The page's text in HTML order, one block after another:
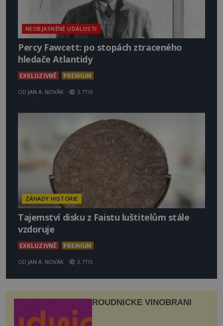
NEOBJASNĚNÉ UDÁLOSTI
Percy Fawcett: po stopách ztraceného
hledače Atlantidy
EXKLUZIVNĚ PREMIUM
OD JAN A. NOVÁK 3.7TIS
ZÁHADY HISTORIE
Tajemství disku z Faistu luštitelům stále
vzdoruje
EXKLUZIVNĚ PREMIUM
OD JAN A. NOVÁK 3.7TIS
ROUDNICKÉ VINOBRANÍ